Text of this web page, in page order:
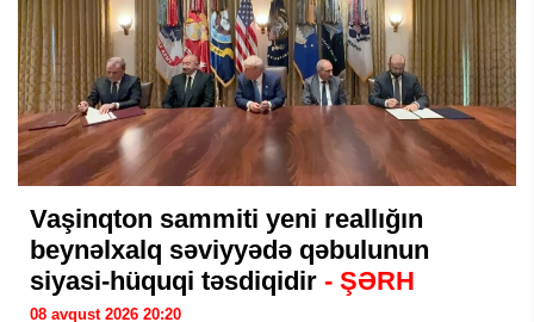
Vaşinqton sammiti yeni reallığın
beynəlxalq səviyyədə qəbulunun
siyasi-hüquqi təsdiqidir - ŞƏRH
08 avqust 2026 20:20